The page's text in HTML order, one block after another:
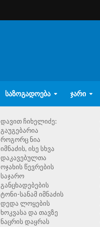
ᲡᲐᲖᲝᲒᲐᲓᲝᲔᲑᲐ ᲯᲐᲠᲘ
დავით ჩიხელიძე:
გაუგებარია
როგორც ნია
იმნაძის, ისე სხვა
დაკავებულთა
ოჯახის წევრების
საჯარო
განცხადებების
ტონი-სანამ იმნაძის
დედა ლოყების
ხოკვასა და თავზე
ნაცრის დაყრას